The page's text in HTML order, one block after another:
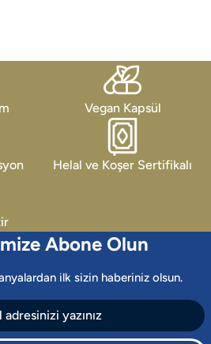
Vegan Kapsül
Helal ve Koşer Sertifikalı
Abone Olun
ilk sizin haberiniz olsun.